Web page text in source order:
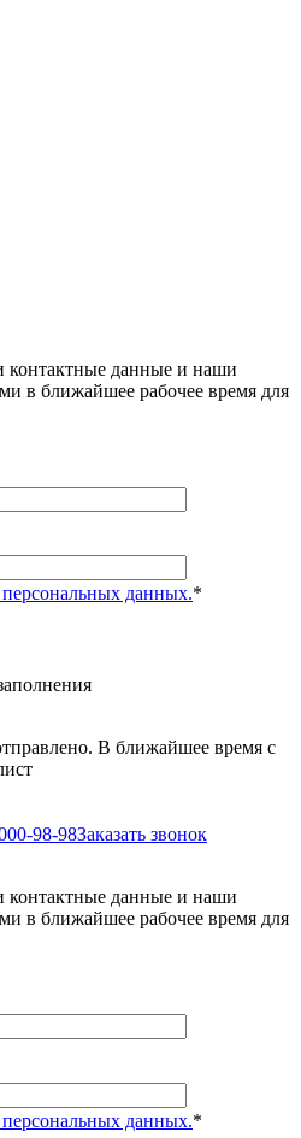
контактные данные и наши
в ближайшее рабочее время для
персональных данных.*
В ближайшее время с
98-98Заказать звонок
контактные данные и наши
в ближайшее рабочее время для
персональных данных.*